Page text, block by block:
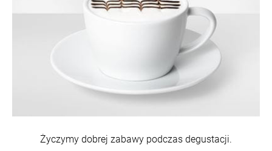
Życzymy dobrej zabawy podczas degustacji.